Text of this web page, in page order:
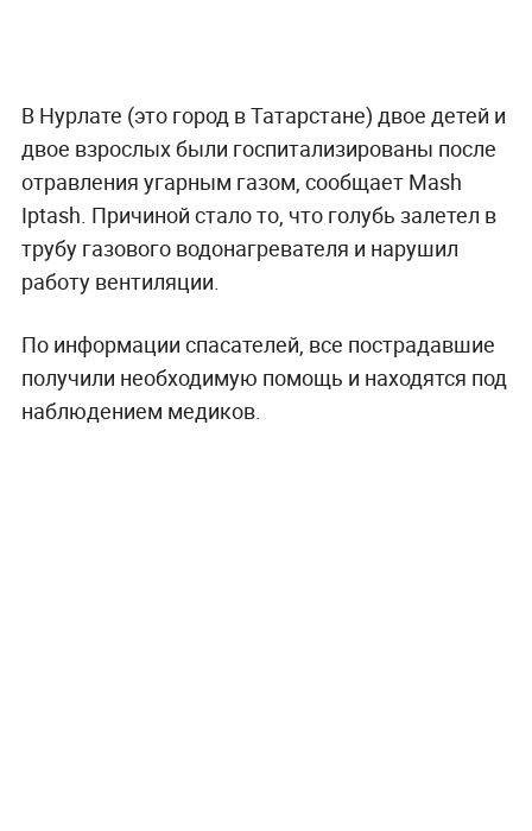
В Нурлате (это город в Татарстане) двое детей и
двое взрослых были госпитализированы после
отравления угарным газом, сообщает Mash
Iptash. Причиной стало то, что голубь залетел в
трубу газового водонагревателя и нарушил
работу вентиляции.
По информации спасателей, все пострадавшие
получили необходимую помощь и находятся под
наблюдением медиков.